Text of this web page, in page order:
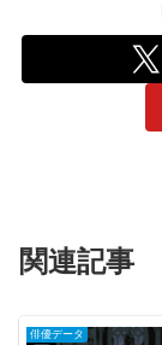
関連記事
俳優データ